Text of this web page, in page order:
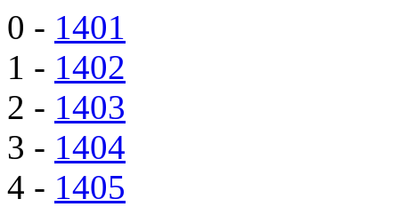
0 - 1401
1 - 1402
2 - 1403
3 - 1404
4 - 1405